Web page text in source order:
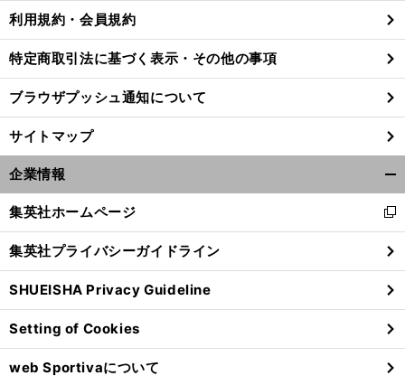
利用規約・会員規約
特定商取引法に基づく表示・その他の事項
ブラウザプッシュ通知について
サイトマップ
企業情報
閉
る
集英社ホームページ
新
し
い
ウ
ィ
ン
ド
ウ
で
集英社プライバシーガイドライン
SHUEISHA Privacy Guideline
Setting of Cookies
web Sportivaについて